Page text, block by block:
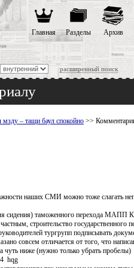
расширенный поиск
Главная Разделы Архив
мзду – тащи баул спокойно >>
наших СМИ можно тоже слагать
сидения) таможенного перехода МАПП
строительство
тургрупп подписывать
совсем отличается от того, что
чуть ниже (нужно только убрать пробелы)
hqg